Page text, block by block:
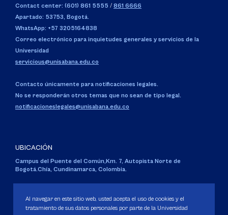
Contact center: (601) 861 5555 / 861 6666
Apartado: 53753, Bogotá.
WhatsApp: +57 3205164838
Correo electrónico para inquietudes generales y servicios de la
Universidad
servicious@unisabana.edu.co
Contacto únicamente para notificaciones legales.
No se responderán otros temas que no sean de tipo legal.
notificacioneslegales@unisabana.edu.co
UBICACIÓN
Campus del Puente del Común,Km. 7, Autopista Norte de
Bogotá.Chía, Cundinamarca, Colombia.
Personería Jurídica:Resolución 130 del 14 de enero de 1980.
Ministerio de Educación Nacional.
Al navegar en este sitio web, usted acepta el uso de cookies y el
tratamiento de sus datos personales por parte de la Universidad